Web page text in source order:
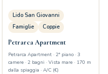
Lido San Giovanni
Famiglie
Coppie
Petrarca Apartment
Petrarca Apartment · 2° piano · 3
camere · 2 bagni · Vista mare · 170 m
dalla spiaggia · A/C (€)